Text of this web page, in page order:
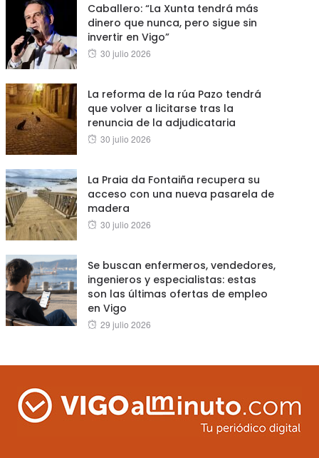
Caballero: “La Xunta tendrá más
dinero que nunca, pero sigue sin
invertir en Vigo”
Posted
30 julio 2026
La reforma de la rúa Pazo tendrá
que volver a licitarse tras la
renuncia de la adjudicataria
Posted
30 julio 2026
La Praia da Fontaiña recupera su
acceso con una nueva pasarela de
madera
Posted
30 julio 2026
Se buscan enfermeros, vendedores,
ingenieros y especialistas: estas
son las últimas ofertas de empleo
en Vigo
Posted
29 julio 2026